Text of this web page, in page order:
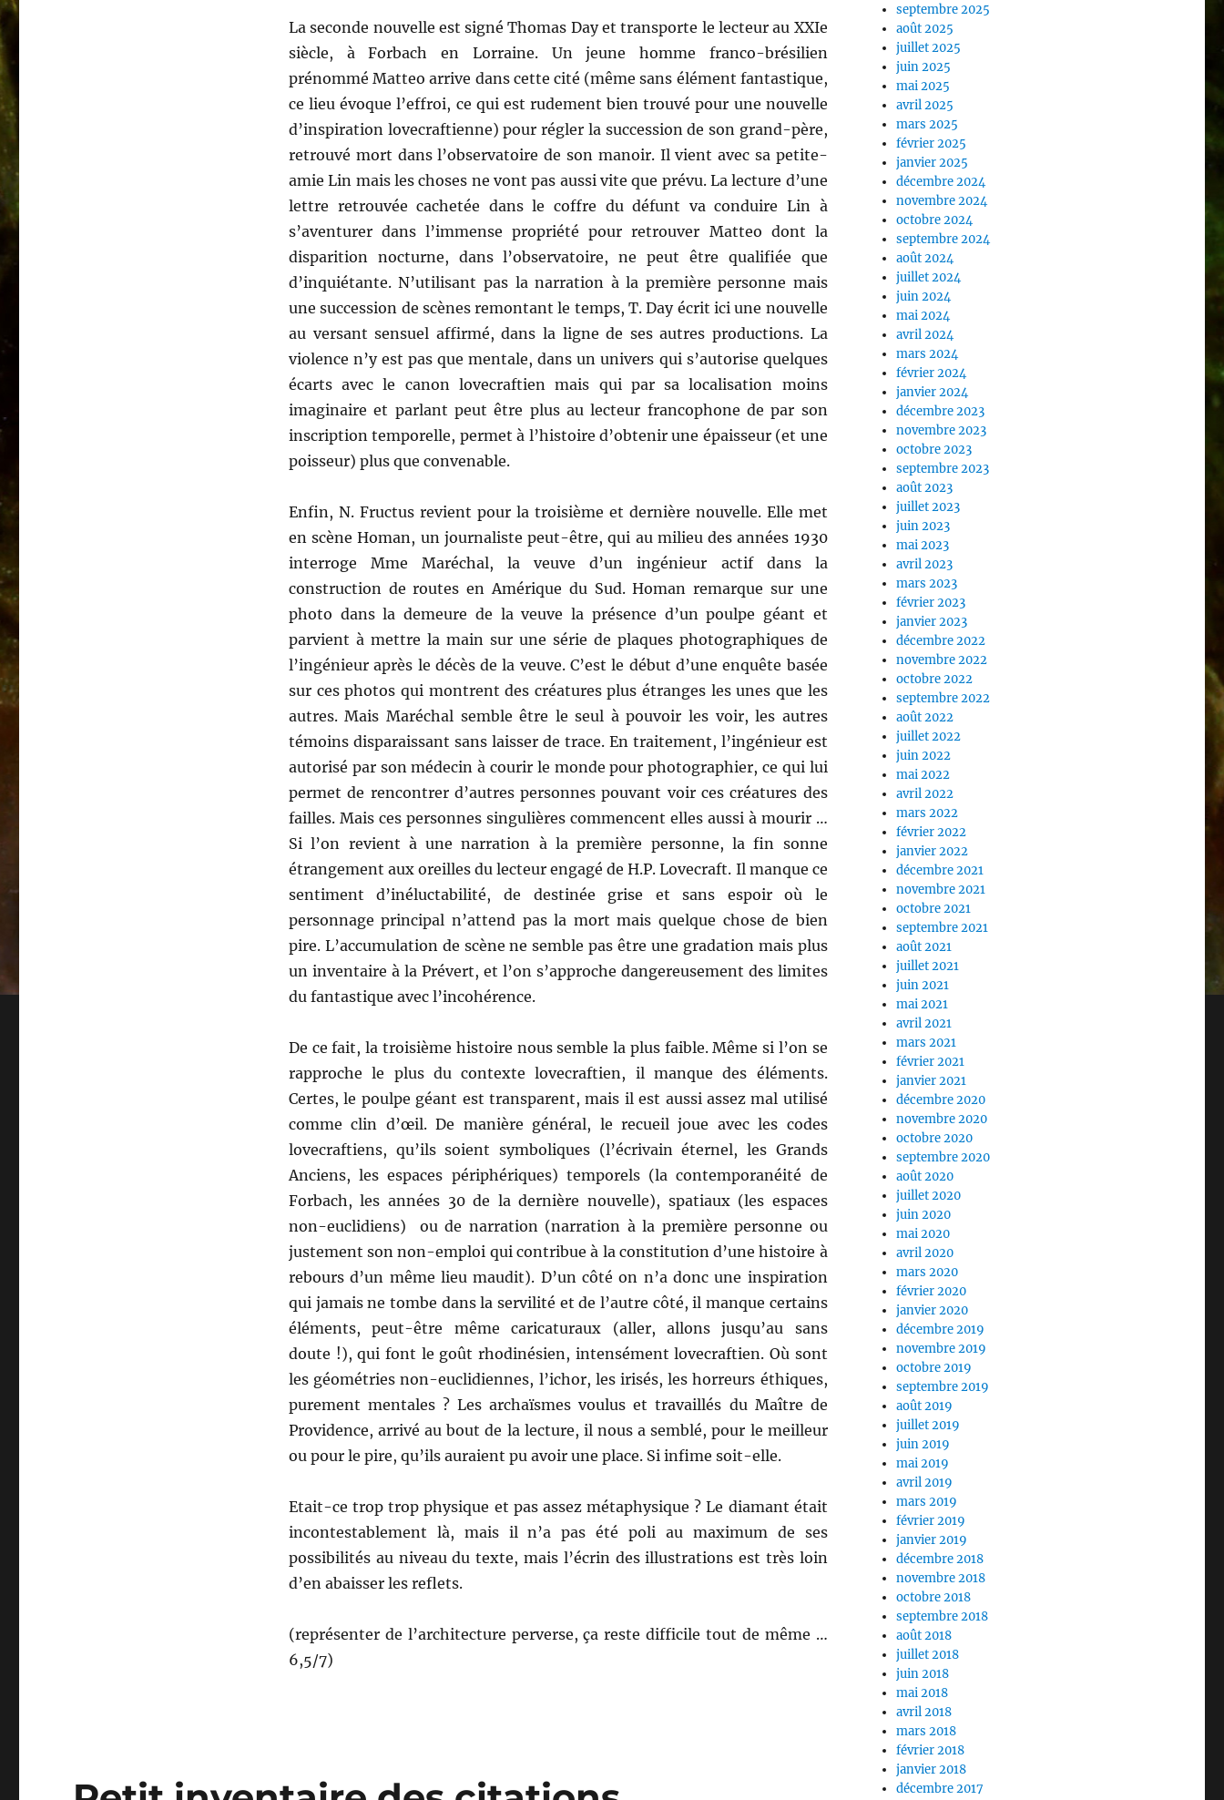
La seconde nouvelle est signé Thomas Day et transporte le lecteur au XXIe
siècle, à Forbach en Lorraine. Un jeune homme franco-brésilien
prénommé Matteo arrive dans cette cité (même sans élément fantastique,
ce lieu évoque l’effroi, ce qui est rudement bien trouvé pour une nouvelle
d’inspiration lovecraftienne) pour régler la succession de son grand-père,
retrouvé mort dans l’observatoire de son manoir. Il vient avec sa petite-
amie Lin mais les choses ne vont pas aussi vite que prévu. La lecture d’une
lettre retrouvée cachetée dans le coffre du défunt va conduire Lin à
s’aventurer dans l’immense propriété pour retrouver Matteo dont la
disparition nocturne, dans l’observatoire, ne peut être qualifiée que
d’inquiétante. N’utilisant pas la narration à la première personne mais
une succession de scènes remontant le temps, T. Day écrit ici une nouvelle
au versant sensuel affirmé, dans la ligne de ses autres productions. La
violence n’y est pas que mentale, dans un univers qui s’autorise quelques
écarts avec le canon lovecraftien mais qui par sa localisation moins
imaginaire et parlant peut être plus au lecteur francophone de par son
inscription temporelle, permet à l’histoire d’obtenir une épaisseur (et une
poisseur) plus que convenable.
Enfin, N. Fructus revient pour la troisième et dernière nouvelle. Elle met
en scène Homan, un journaliste peut-être, qui au milieu des années 1930
interroge Mme Maréchal, la veuve d’un ingénieur actif dans la
construction de routes en Amérique du Sud. Homan remarque sur une
photo dans la demeure de la veuve la présence d’un poulpe géant et
parvient à mettre la main sur une série de plaques photographiques de
l’ingénieur après le décès de la veuve. C’est le début d’une enquête basée
sur ces photos qui montrent des créatures plus étranges les unes que les
autres. Mais Maréchal semble être le seul à pouvoir les voir, les autres
témoins disparaissant sans laisser de trace. En traitement, l’ingénieur est
autorisé par son médecin à courir le monde pour photographier, ce qui lui
permet de rencontrer d’autres personnes pouvant voir ces créatures des
failles. Mais ces personnes singulières commencent elles aussi à mourir …
Si l’on revient à une narration à la première personne, la fin sonne
étrangement aux oreilles du lecteur engagé de H.P. Lovecraft. Il manque ce
sentiment d’inéluctabilité, de destinée grise et sans espoir où le
personnage principal n’attend pas la mort mais quelque chose de bien
pire. L’accumulation de scène ne semble pas être une gradation mais plus
un inventaire à la Prévert, et l’on s’approche dangereusement des limites
du fantastique avec l’incohérence.
De ce fait, la troisième histoire nous semble la plus faible. Même si l’on se
rapproche le plus du contexte lovecraftien, il manque des éléments.
Certes, le poulpe géant est transparent, mais il est aussi assez mal utilisé
comme clin d’œil. De manière général, le recueil joue avec les codes
lovecraftiens, qu’ils soient symboliques (l’écrivain éternel, les Grands
Anciens, les espaces périphériques) temporels (la contemporanéité de
Forbach, les années 30 de la dernière nouvelle), spatiaux (les espaces
non-euclidiens) ou de narration (narration à la première personne ou
justement son non-emploi qui contribue à la constitution d’une histoire à
rebours d’un même lieu maudit). D’un côté on n’a donc une inspiration
qui jamais ne tombe dans la servilité et de l’autre côté, il manque certains
éléments, peut-être même caricaturaux (aller, allons jusqu’au sans
doute !), qui font le goût rhodinésien, intensément lovecraftien. Où sont
les géométries non-euclidiennes, l’ichor, les irisés, les horreurs éthiques,
purement mentales ? Les archaïsmes voulus et travaillés du Maître de
Providence, arrivé au bout de la lecture, il nous a semblé, pour le meilleur
ou pour le pire, qu’ils auraient pu avoir une place. Si infime soit-elle.
Etait-ce trop trop physique et pas assez métaphysique ? Le diamant était
incontestablement là, mais il n’a pas été poli au maximum de ses
possibilités au niveau du texte, mais l’écrin des illustrations est très loin
d’en abaisser les reflets.
(représenter de l’architecture perverse, ça reste difficile tout de même …
6,5/7)
septembre 2025
août 2025
juillet 2025
juin 2025
mai 2025
avril 2025
mars 2025
février 2025
janvier 2025
décembre 2024
novembre 2024
octobre 2024
septembre 2024
août 2024
juillet 2024
juin 2024
mai 2024
avril 2024
mars 2024
février 2024
janvier 2024
décembre 2023
novembre 2023
octobre 2023
septembre 2023
août 2023
juillet 2023
juin 2023
mai 2023
avril 2023
mars 2023
février 2023
janvier 2023
décembre 2022
novembre 2022
octobre 2022
septembre 2022
août 2022
juillet 2022
juin 2022
mai 2022
avril 2022
mars 2022
février 2022
janvier 2022
décembre 2021
novembre 2021
octobre 2021
septembre 2021
août 2021
juillet 2021
juin 2021
mai 2021
avril 2021
mars 2021
février 2021
janvier 2021
décembre 2020
novembre 2020
octobre 2020
septembre 2020
août 2020
juillet 2020
juin 2020
mai 2020
avril 2020
mars 2020
février 2020
janvier 2020
décembre 2019
novembre 2019
octobre 2019
septembre 2019
août 2019
juillet 2019
juin 2019
mai 2019
avril 2019
mars 2019
février 2019
janvier 2019
décembre 2018
novembre 2018
octobre 2018
septembre 2018
août 2018
juillet 2018
juin 2018
mai 2018
avril 2018
mars 2018
février 2018
janvier 2018
décembre 2017